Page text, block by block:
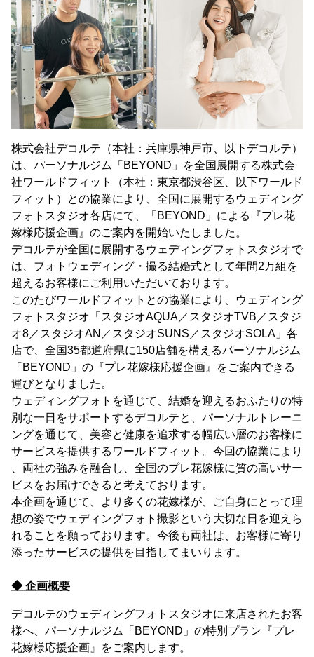
株式会社デコルテ（本社：兵庫県神戸市、以下デコルテ）
は、パーソナルジム「BEYOND」を全国展開する株式会
社ワールドフィット（本社：東京都渋谷区、以下ワールド
フィット）との協業により、全国に展開するウェディング
フォトスタジオ各店にて、「BEYOND」による『プレ花
嫁様応援企画』のご案内を開始いたしました。
デコルテが全国に展開するウェディングフォトスタジオで
は、フォトウェディング・撮る結婚式として年間2万組を
超えるお客様にご利用いただいております。
このたびワールドフィットとの協業により、ウェディング
フォトスタジオ「スタジオAQUA／スタジオTVB／スタジ
オ8／スタジオAN／スタジオSUNS／スタジオSOLA」各
店で、全国35都道府県に150店舗を構えるパーソナルジム
「BEYOND」の『プレ花嫁様応援企画』をご案内できる
運びとなりました。
ウェディングフォトを通じて、結婚を迎えるおふたりの特
別な一日をサポートするデコルテと、パーソナルトレーニ
ングを通じて、美容と健康を追求する幅広い層のお客様に
サービスを提供するワールドフィット。今回の協業により
、両社の強みを融合し、全国のプレ花嫁様に質の高いサー
ビスをお届けできると考えております。
本企画を通じて、より多くの花嫁様が、ご自身にとって理
想の姿でウェディングフォト撮影という大切な日を迎えら
れることを願っております。今後も両社は、お客様に寄り
添ったサービスの提供を目指してまいります。
◆ 企画概要
デコルテのウェディングフォトスタジオに来店されたお客
様へ、パーソナルジム「BEYOND」の特別プラン『プレ
花嫁様応援企画』をご案内します。